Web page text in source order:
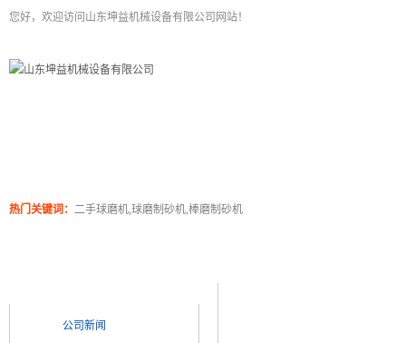
您好，欢迎访问山东坤益机械设备有限公司网站！
热门关键词： 二手球磨机,球磨制砂机,棒磨制砂机
公司新闻